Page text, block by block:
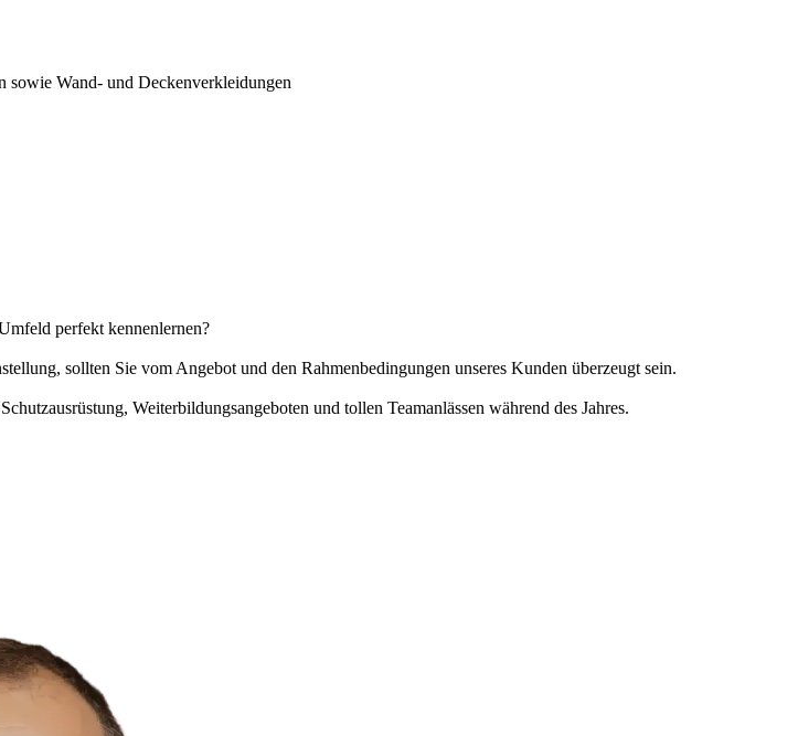
sowie Wand- und Deckenverkleidungen
perfekt kennenlernen?
sollten Sie vom Angebot und den Rahmenbedingungen unseres Kunden überzeugt sein.
Weiterbildungsangeboten und tollen Teamanlässen während des Jahres.